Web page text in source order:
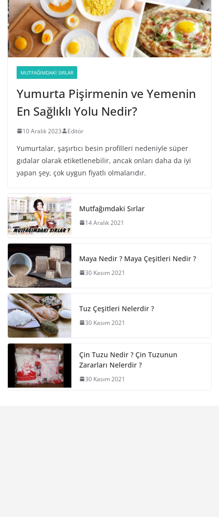
MUTFAĞIMDAKI SIRLAR
Yumurta Pişirmenin ve Yemenin
En Sağlıklı Yolu Nedir?
10 Aralık 2023 Editör
Yumurtalar, şaşırtıcı besin profilleri nedeniyle süper
gıdalar olarak etiketlenebilir, ancak onları daha da iyi
yapan şey, çok uygun fiyatlı olmalarıdır.
Mutfağımdaki Sırlar
14 Aralık 2021
Maya Nedir ? Maya Çeşitleri Nedir ?
30 Kasım 2021
Tuz Çeşitleri Nelerdir ?
30 Kasım 2021
Çin Tuzu Nedir ? Çin Tuzunun
Zararları Nelerdir ?
30 Kasım 2021